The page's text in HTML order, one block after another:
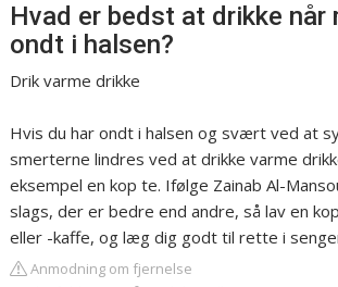
Hvad er bedst at drikke når
ondt i halsen?
Drik varme drikke
Hvis du har ondt i halsen og svært ved at
smerterne lindres ved at drikke varme
eksempel en kop te. Ifølge Zainab Al-
slags, der er bedre end andre, så lav en
eller -kaffe, og læg dig godt til rette i
Anmodning om fjernelse